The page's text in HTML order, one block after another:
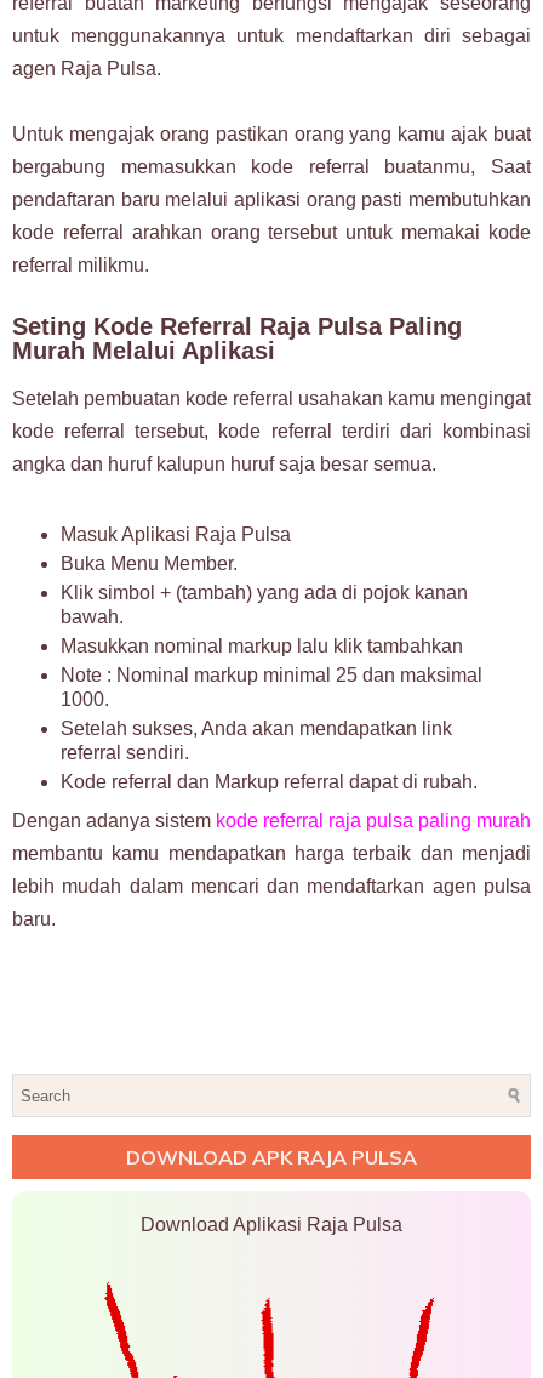
untuk menggunakannya untuk mendaftarkan diri sebagai
agen Raja Pulsa.
Untuk mengajak orang pastikan orang yang kamu ajak buat
bergabung memasukkan kode referral buatanmu, Saat
pendaftaran baru melalui aplikasi orang pasti membutuhkan
kode referral arahkan orang tersebut untuk memakai kode
referral milikmu.
Seting Kode Referral Raja Pulsa Paling
Murah Melalui Aplikasi
Setelah pembuatan kode referral usahakan kamu mengingat
kode referral tersebut, kode referral terdiri dari kombinasi
angka dan huruf kalupun huruf saja besar semua.
Masuk Aplikasi Raja Pulsa
Buka Menu Member.
Klik simbol + (tambah) yang ada di pojok kanan
bawah.
Masukkan nominal markup lalu klik tambahkan
Note : Nominal markup minimal 25 dan maksimal
1000.
Setelah sukses, Anda akan mendapatkan link
referral sendiri.
Kode referral dan Markup referral dapat di rubah.
Dengan adanya sistem kode referral raja pulsa paling murah
membantu kamu mendapatkan harga terbaik dan menjadi
lebih mudah dalam mencari dan mendaftarkan agen pulsa
baru.
DOWNLOAD APK RAJA PULSA
Download Aplikasi Raja Pulsa